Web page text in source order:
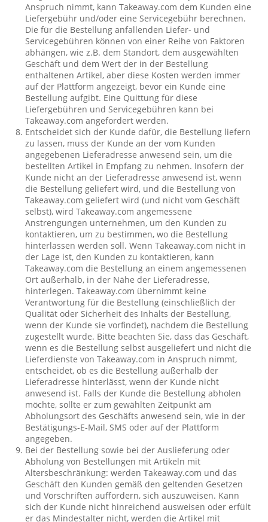
Anspruch nimmt, kann Takeaway.com dem Kunden eine
Liefergebühr und/oder eine Servicegebühr berechnen.
Die für die Bestellung anfallenden Liefer- und
Servicegebühren können von einer Reihe von Faktoren
abhängen, wie z.B. dem Standort, dem ausgewählten
Geschäft und dem Wert der in der Bestellung
enthaltenen Artikel, aber diese Kosten werden immer
auf der Plattform angezeigt, bevor ein Kunde eine
Bestellung aufgibt. Eine Quittung für diese
Liefergebühren und Servicegebühren kann bei
Takeaway.com angefordert werden.
Entscheidet sich der Kunde dafür, die Bestellung liefern
zu lassen, muss der Kunde an der vom Kunden
angegebenen Lieferadresse anwesend sein, um die
bestellten Artikel in Empfang zu nehmen. Insofern der
Kunde nicht an der Lieferadresse anwesend ist, wenn
die Bestellung geliefert wird, und die Bestellung von
Takeaway.com geliefert wird (und nicht vom Geschäft
selbst), wird Takeaway.com angemessene
Anstrengungen unternehmen, um den Kunden zu
kontaktieren, um zu bestimmen, wo die Bestellung
hinterlassen werden soll. Wenn Takeaway.com nicht in
der Lage ist, den Kunden zu kontaktieren, kann
Takeaway.com die Bestellung an einem angemessenen
Ort außerhalb, in der Nähe der Lieferadresse,
hinterlegen. Takeaway.com übernimmt keine
Verantwortung für die Bestellung (einschließlich der
Qualität oder Sicherheit des Inhalts der Bestellung,
wenn der Kunde sie vorfindet), nachdem die Bestellung
zugestellt wurde. Bitte beachten Sie, dass das Geschäft,
wenn es die Bestellung selbst ausgeliefert und nicht die
Lieferdienste von Takeaway.com in Anspruch nimmt,
entscheidet, ob es die Bestellung außerhalb der
Lieferadresse hinterlässt, wenn der Kunde nicht
anwesend ist. Falls der Kunde die Bestellung abholen
möchte, sollte er zum gewählten Zeitpunkt am
Abholungsort des Geschäfts anwesend sein, wie in der
Bestätigungs-E-Mail, SMS oder auf der Plattform
angegeben.
Bei der Bestellung sowie bei der Auslieferung oder
Abholung von Bestellungen mit Artikeln mit
Altersbeschränkung: werden Takeaway.com und das
Geschäft den Kunden gemäß den geltenden Gesetzen
und Vorschriften auffordern, sich auszuweisen. Kann
sich der Kunde nicht hinreichend ausweisen oder erfült
er das Mindestalter nicht, werden die Artikel mit